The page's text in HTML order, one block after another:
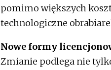
pomimo większych
technologiczne
Nowe formy
Zmianie podlega nie